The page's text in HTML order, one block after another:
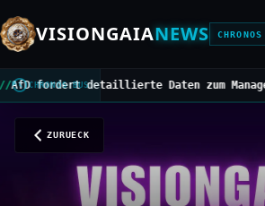
VISIONGAIANEWS
CHRONOS BUS
detaillierte Daten zum Management
ZURUECK